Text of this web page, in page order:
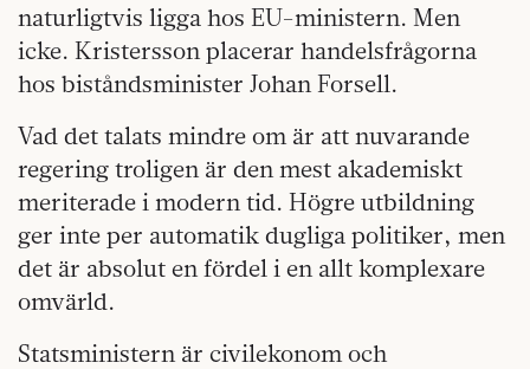
naturligtvis ligga hos EU-ministern. Men
icke. Kristersson placerar handelsfrågorna
hos biståndsminister Johan Forsell.
Vad det talats mindre om är att nuvarande
regering troligen är den mest akademiskt
meriterade i modern tid. Högre utbildning
ger inte per automatik dugliga politiker, men
det är absolut en fördel i en allt komplexare
omvärld.
Statsministern är civilekonom och